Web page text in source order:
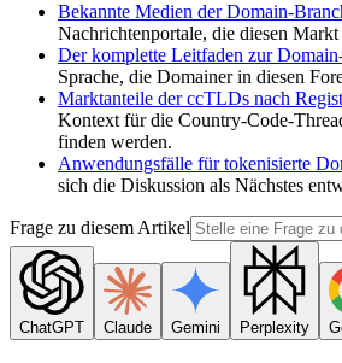
Bekannte Medien der Domain-
Nachrichtenportale, die diesen
Der komplette Leitfaden zur
Sprache, die Domainer in diesen
Marktanteile der ccTLDs nach
Kontext für die Country-Code-
finden werden.
Anwendungsfälle für tokenisierte
sich die Diskussion als Nächstes
Frage zu diesem Artikel
ChatGPT Claude Gemini Perplexity